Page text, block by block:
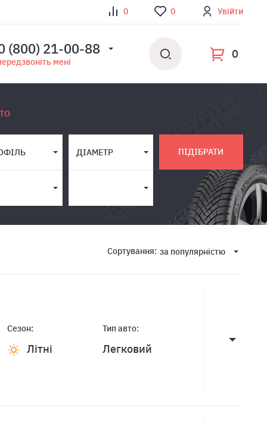
0 0 Увійти
(800) 21-00-88
мені
0
ДІАМЕТР ПІДІБРАТИ
Сортування: за популярнiстю
Сезон:
Літні
Тип авто:
Легковий